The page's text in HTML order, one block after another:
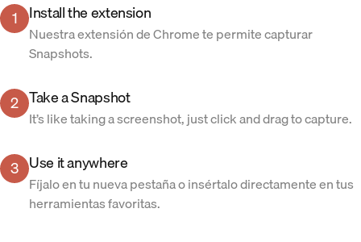
1 Install the extension
Nuestra extensión de Chrome te permite capturar
Snapshots.
2 Take a Snapshot
It’s like taking a screenshot, just click and drag to capture.
3 Use it anywhere
Fíjalo en tu nueva pestaña o insértalo directamente en tus
herramientas favoritas.